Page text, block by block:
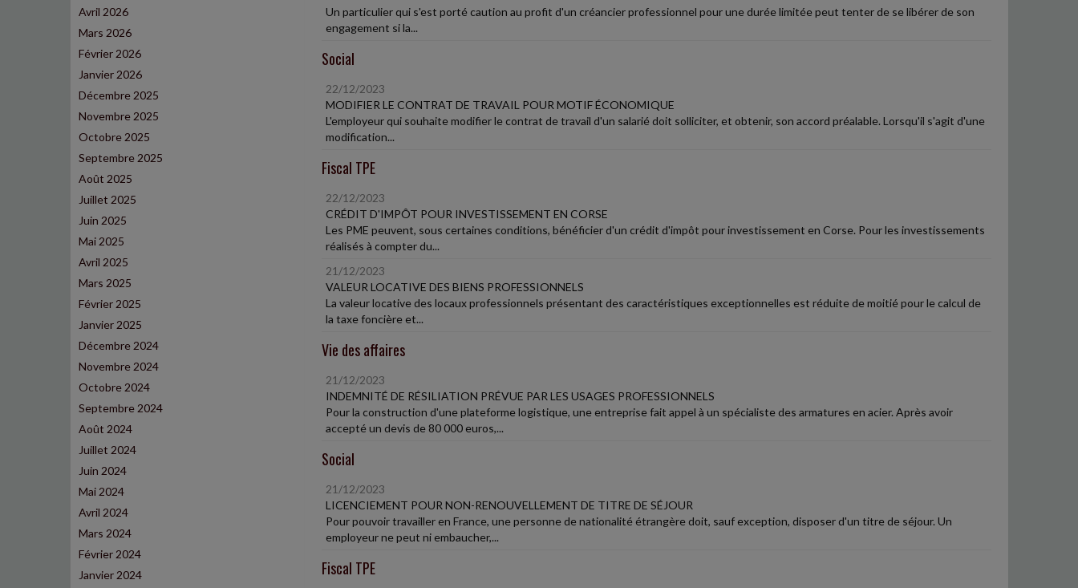
Avril 2026
Mars 2026
Février 2026
Janvier 2026
Décembre 2025
Novembre 2025
Octobre 2025
Septembre 2025
Août 2025
Juillet 2025
Juin 2025
Mai 2025
Avril 2025
Mars 2025
Février 2025
Janvier 2025
Décembre 2024
Novembre 2024
Octobre 2024
Septembre 2024
Août 2024
Juillet 2024
Juin 2024
Mai 2024
Avril 2024
Mars 2024
Février 2024
Janvier 2024
Un particulier qui s'est porté caution au profit d'un créancier professionnel pour une durée limitée peut tenter de se libérer de son
engagement si la...
Social
22/12/2023
MODIFIER LE CONTRAT DE TRAVAIL POUR MOTIF ÉCONOMIQUE
L'employeur qui souhaite modifier le contrat de travail d'un salarié doit solliciter, et obtenir, son accord préalable. Lorsqu'il s'agit d'une
modification...
Fiscal TPE
22/12/2023
CRÉDIT D'IMPÔT POUR INVESTISSEMENT EN CORSE
Les PME peuvent, sous certaines conditions, bénéficier d'un crédit d'impôt pour investissement en Corse. Pour les investissements
réalisés à compter du...
21/12/2023
VALEUR LOCATIVE DES BIENS PROFESSIONNELS
La valeur locative des locaux professionnels présentant des caractéristiques exceptionnelles est réduite de moitié pour le calcul de
la taxe foncière et...
Vie des affaires
21/12/2023
INDEMNITÉ DE RÉSILIATION PRÉVUE PAR LES USAGES PROFESSIONNELS
Pour la construction d'une plateforme logistique, une entreprise fait appel à un spécialiste des armatures en acier. Après avoir
accepté un devis de 80 000 euros,...
Social
21/12/2023
LICENCIEMENT POUR NON-RENOUVELLEMENT DE TITRE DE SÉJOUR
Pour pouvoir travailler en France, une personne de nationalité étrangère doit, sauf exception, disposer d'un titre de séjour. Un
employeur ne peut ni embaucher,...
Fiscal TPE